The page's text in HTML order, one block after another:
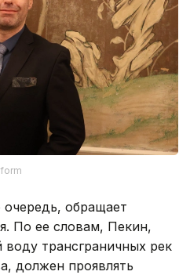
обращает
По ее словам, Пекин,
трансграничных рек
должен проявлять